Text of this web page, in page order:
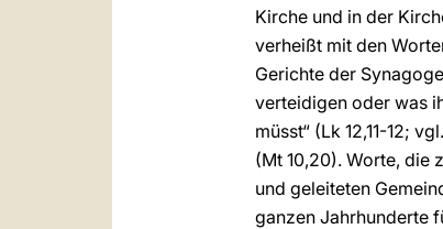
Kirche und in der
verheißt mit den
Gerichte der
verteidigen oder was
müsst“ (Lk 12,11-12;
(Mt 10,20). Worte, die
und geleiteten
ganzen Jahrhunderte